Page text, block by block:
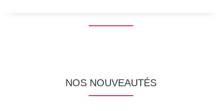
NOS NOUVEAUTÉS